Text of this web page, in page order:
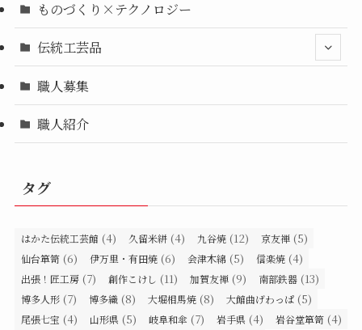
ものづくり×テクノロジー
伝統工芸品
職人募集
職人紹介
タグ
はかた伝統工芸館 (4) 久留米絣 (4) 九谷焼 (12) 京友禅 (5)
仙台箪笥 (6) 伊万里・有田焼 (6) 会津木綿 (5) 信楽焼 (4)
出張！匠工房 (7) 創作こけし (11) 加賀友禅 (9) 南部鉄器 (13)
博多人形 (7) 博多織 (8) 大堀相馬焼 (8) 大館曲げわっぱ (5)
尾張七宝 (4) 山形県 (5) 岐阜和傘 (7) 岩手県 (4) 岩谷堂箪笥 (4)